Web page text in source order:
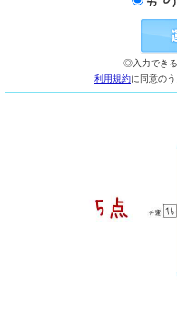
◎入力でき
利用規約に同意の